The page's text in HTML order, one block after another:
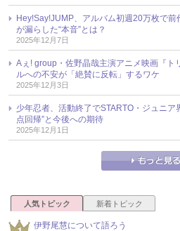
Hey!Say!JUMP、アルバム初週20万枚で
が漏らした“本音”とは？
2025年12月7日
Aぇ! group・佐野晶哉主演アニメ映画『ト
ルへの不安が「絶賛に反転」するワケ
2025年12月3日
少年忍者、活動終了でSTARTO・ジュニ
点回帰”と今後への期待
2025年12月1日
人気トピック 新着トピック
伊野尾慧について語ろう